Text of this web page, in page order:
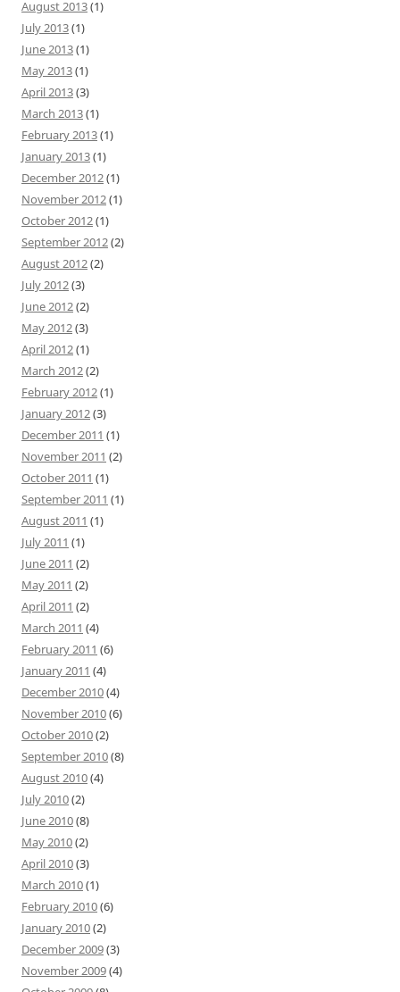
August 2013(1)
July 2013(1)
June 2013(1)
May 2013(1)
April 2013(3)
March 2013(1)
February 2013(1)
January 2013(1)
December 2012(1)
November 2012(1)
October 2012(1)
September 2012(2)
August 2012(2)
July 2012(3)
June 2012(2)
May 2012(3)
April 2012(1)
March 2012(2)
February 2012(1)
January 2012(3)
December 2011 (1)
November 2011 (2)
October 2011 (1)
September 2011 (1)
August 2011 (1)
July 2011 (1)
June 2011 (2)
May 2011 (2)
April 2011 (2)
March 2011 (4)
February 2011 (6)
January 2011 (4)
December 2010(4)
November 2010(6)
October 2010(2)
September 2010(8)
August 2010(4)
July 2010(2)
June 2010(8)
May 2010(2)
April 2010(3)
March 2010(1)
February 2010(6)
January 2010(2)
December 2009(3)
November 2009(4)